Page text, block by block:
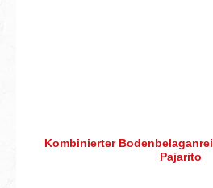
Kombinierter
Pajarito